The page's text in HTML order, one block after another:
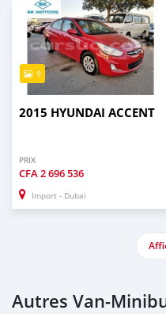
9
2015 HYUNDAI ACCENT
PRIX
CFA 2 696 536
Import - Dubai
Autres